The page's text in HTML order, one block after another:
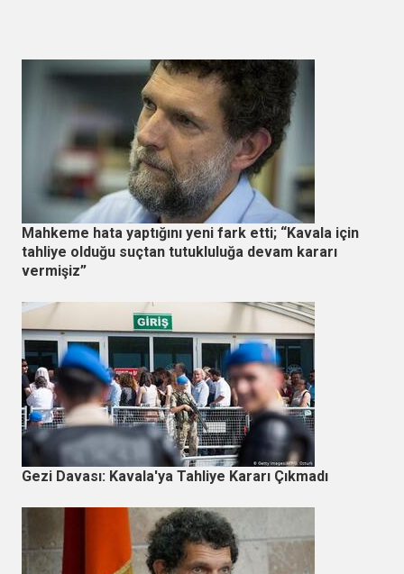
Mahkeme hata yaptığını yeni fark etti; “Kavala için
tahliye olduğu suçtan tutukluluğa devam kararı
vermişiz”
Gezi Davası: Kavala'ya Tahliye Kararı Çıkmadı